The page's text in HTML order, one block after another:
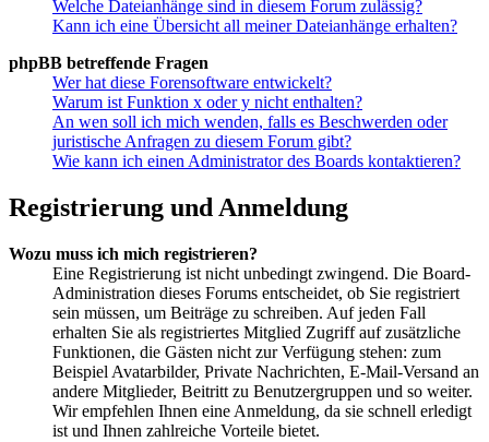
Welche Dateianhänge sind in diesem Forum zulässig?
Kann ich eine Übersicht all meiner Dateianhänge erhalten?
phpBB betreffende Fragen
Wer hat diese Forensoftware entwickelt?
Warum ist Funktion x oder y nicht enthalten?
An wen soll ich mich wenden, falls es Beschwerden oder
juristische Anfragen zu diesem Forum gibt?
Wie kann ich einen Administrator des Boards kontaktieren?
Registrierung und Anmeldung
Wozu muss ich mich registrieren?
Eine Registrierung ist nicht unbedingt zwingend. Die Board-
Administration dieses Forums entscheidet, ob Sie registriert
sein müssen, um Beiträge zu schreiben. Auf jeden Fall
erhalten Sie als registriertes Mitglied Zugriff auf zusätzliche
Funktionen, die Gästen nicht zur Verfügung stehen: zum
Beispiel Avatarbilder, Private Nachrichten, E-Mail-Versand an
andere Mitglieder, Beitritt zu Benutzergruppen und so weiter.
Wir empfehlen Ihnen eine Anmeldung, da sie schnell erledigt
ist und Ihnen zahlreiche Vorteile bietet.